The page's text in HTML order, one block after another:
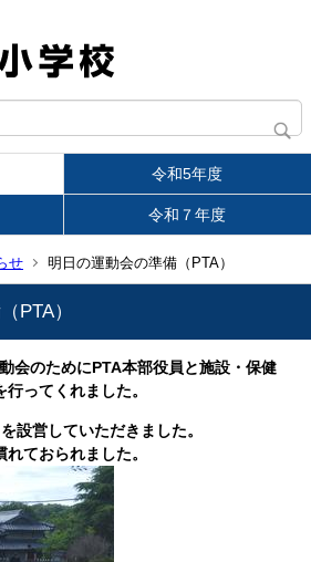
令和5年度
令和７年度
せ 明日の運動会の準備（PTA）
PTA）
会のためにPTA本部役員と施設・保健
ってくれました。
設営していただきました。
ておられました。